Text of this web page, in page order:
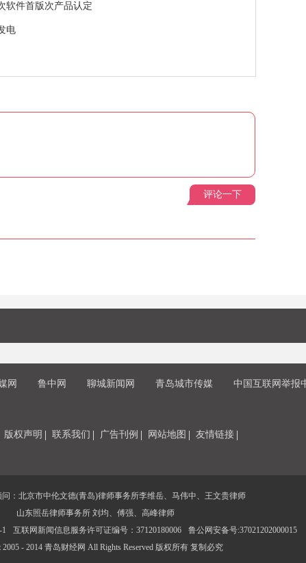
软件首版次产品认定
电
评论一下
网 鲁中网 聊城新闻网 青岛城市传媒 中国互联网举报
版权声明 联系我们 广告刊例 网站地图 友情链接
：北京市中伦文德(青岛)律师事务所李维岳、马伟中、王文贵律师
山东照岳律师事务所 刘均、傅强、高峰律师
互联网新闻信息服务许可证编号：37120180006
鲁公网安备号:37021202000015
2005 - 2014 青岛财经网 All Rights Reserved 版权所有 复制必究